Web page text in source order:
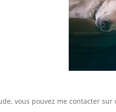
vous pouvez me contacter